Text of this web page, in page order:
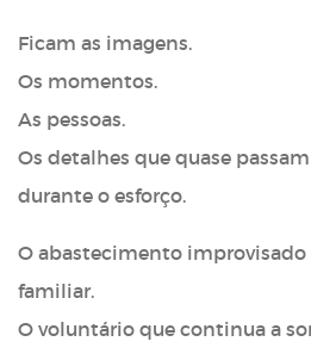
Ficam as imagens.
Os momentos.
As pessoas.
Os detalhes que quase
durante o esforço.
O abastecimento
familiar.
O voluntário que continua a